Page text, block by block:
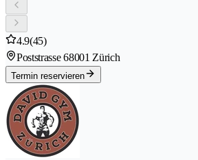
4.9(45)
Poststrasse 68001 Zürich
Termin reservieren